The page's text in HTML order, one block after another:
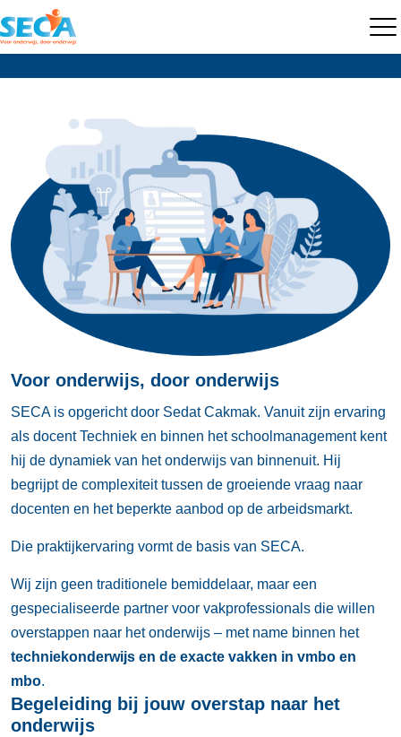
Voor onderwijs, door onderwijs
SECA is opgericht door Sedat Cakmak. Vanuit zijn ervaring
als docent Techniek en binnen het schoolmanagement kent
hij de dynamiek van het onderwijs van binnenuit. Hij
begrijpt de complexiteit tussen de groeiende vraag naar
docenten en het beperkte aanbod op de arbeidsmarkt.
Die praktijkervaring vormt de basis van SECA.
Wij zijn geen traditionele bemiddelaar, maar een
gespecialiseerde partner voor vakprofessionals die willen
overstappen naar het onderwijs – met name binnen het
techniekonderwijs en de exacte vakken in vmbo en
mbo.
Begeleiding bij jouw overstap naar het
onderwijs